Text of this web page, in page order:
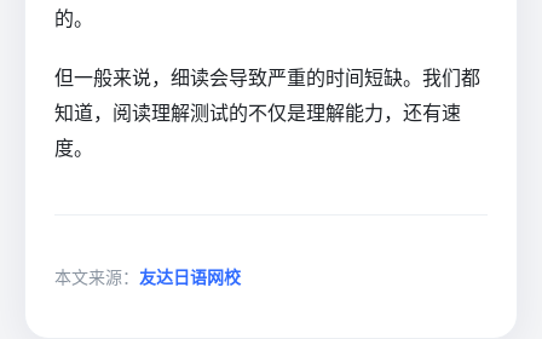
的。
但一般来说，细读会导致严重的时间短缺。我们都
知道，阅读理解测试的不仅是理解能力，还有速
度。
本文来源： 友达日语网校